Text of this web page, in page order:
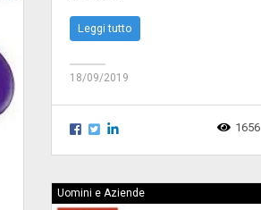
Leggi tutto
18/09/2019
1656
Uomini e Aziende